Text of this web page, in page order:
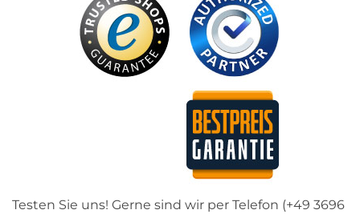
Testen Sie uns! Gerne sind wir per Telefon (+49 3696